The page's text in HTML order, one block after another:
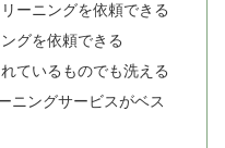
ーニングを依頼できる
グを依頼できる
ているものでも洗える
ニングサービスがベス